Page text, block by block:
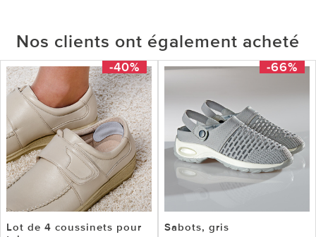
Nos clients ont également acheté
-40%
Lot de 4 coussinets pour
-66%
Sabots, gris